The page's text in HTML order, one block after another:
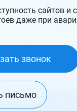
сайтов и
даже при
звонок
письмо